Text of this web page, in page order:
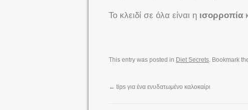
Το κλειδί σε όλα είναι η ισορροπία
This entry was posted in Diet Secrets. Bookmark
← tips για ένα ενυδατωμένο καλοκαίρι